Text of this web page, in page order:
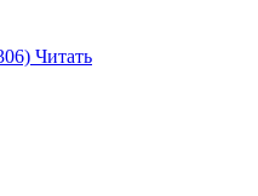
Читать